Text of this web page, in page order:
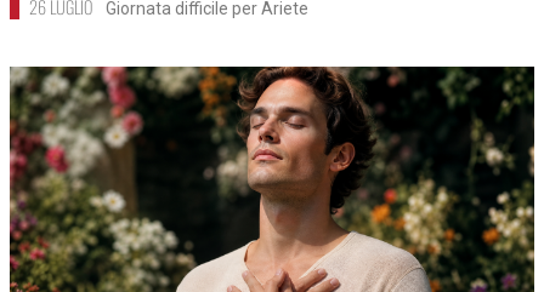
26 LUGLIO Giornata difficile per Ariete